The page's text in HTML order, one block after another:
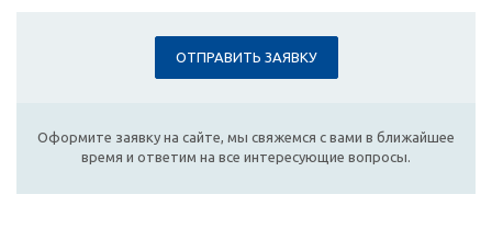
ОТПРАВИТЬ ЗАЯВКУ
Оформите заявку на сайте, мы свяжемся с вами в ближайшее
время и ответим на все интересующие вопросы.